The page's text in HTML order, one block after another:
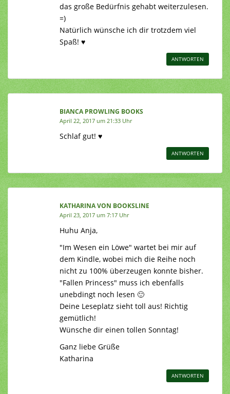
das große Bedürfnis gehabt weiterzulesen.
=)
Natürlich wünsche ich dir trotzdem viel
Spaß! ♥
ANTWORTEN
BIANCA PROWLING BOOKS
April 22, 2017 um 21:33 Uhr
Schlaf gut! ♥
ANTWORTEN
KATHARINA VON BOOKSLINE
April 23, 2017 um 7:17 Uhr
Huhu Anja,
"Im Wesen ein Löwe" wartet bei mir auf
dem Kindle, wobei mich die Reihe noch
nicht zu 100% überzeugen konnte bisher.
"Fallen Princess" muss ich ebenfalls
unebdingt noch lesen 🙂
Deine Leseplatz sieht toll aus! Richtig
gemütlich!
Wünsche dir einen tollen Sonntag!
Ganz liebe Grüße
Katharina
ANTWORTEN